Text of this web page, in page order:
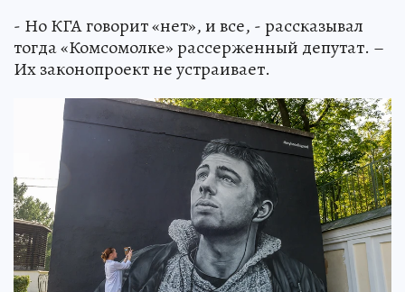
- Но КГА говорит «нет», и все, - рассказывал
тогда «Комсомолке» рассерженный депутат. –
Их законопроект не устраивает.